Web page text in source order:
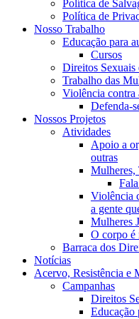
Política de
Política de
Nosso Trabalho
Educação para
Cursos
Direitos
Trabalho das
Violência contra
Defenda-
Nossos Projetos
Atividades
Apoio a
outras
Mulheres,
Violência
a gente
Mulheres
O corpo é
Barraca dos
Notícias
Acervo, Resistência e
Campanhas
Direitos
Educação